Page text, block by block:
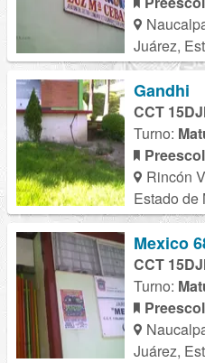
Juárez,
Gandhi
CCT
Turno:
Rincón
Estado de
Mexico
CCT
Turno:
Juárez,